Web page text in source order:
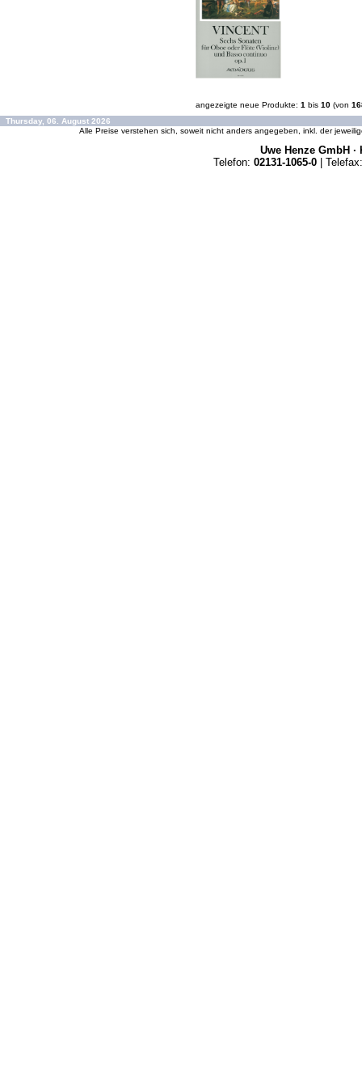
angezeigte neue Produkte: 1 bis 10 (von
Thursday, 06. August 2026
Alle Preise verstehen sich, soweit nicht anders angegeben, inkl. der
Uwe Henze GmbH ·
Telefon: 02131-1065-0 | Telefax: